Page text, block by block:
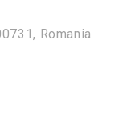
Romania